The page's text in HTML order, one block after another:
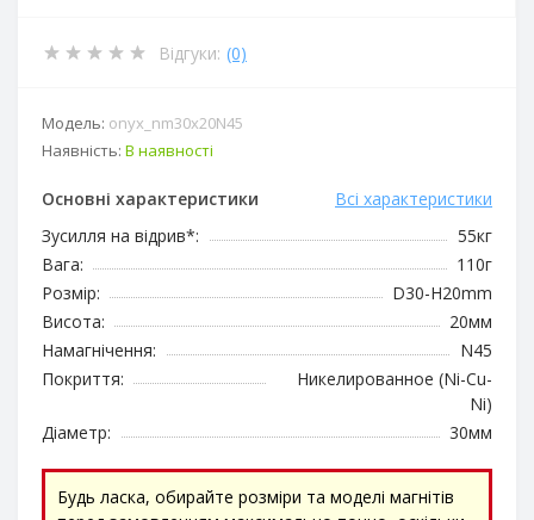
Відгуки: (0)
Модель: onyx_nm30x20N45
Наявність: В наявності
Основні характеристики
Всі характеристики
Зусилля на відрив*:
55кг
Вага:
110г
Розмір:
D30-H20mm
Висота:
20мм
Намагнічення:
N45
Покриття:
Никелированное (Ni-Cu-
Ni)
Діаметр:
30мм
Будь ласка, обирайте розміри та моделі магнітів